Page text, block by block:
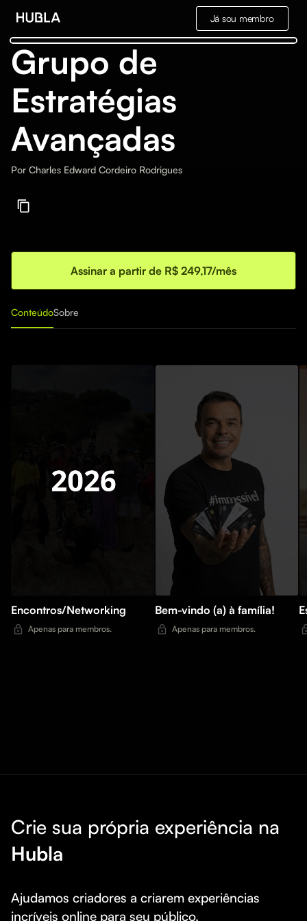
Já sou membro
Grupo de
Estratégias
Avançadas
Por Charles Edward Cordeiro Rodrigues
Assinar a partir de R$ 249,17/mês
ConteúdoSobre
Encontros/Networking
Apenas para membros.
Bem-vindo (a) à família!
Apenas para membros.
Crie sua própria experiência na
Hubla
Ajudamos criadores a criarem experiências
incríveis online para seu público.